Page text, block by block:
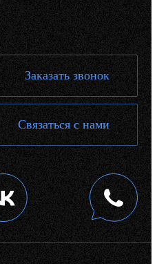
Заказать звонок
Связаться с нами